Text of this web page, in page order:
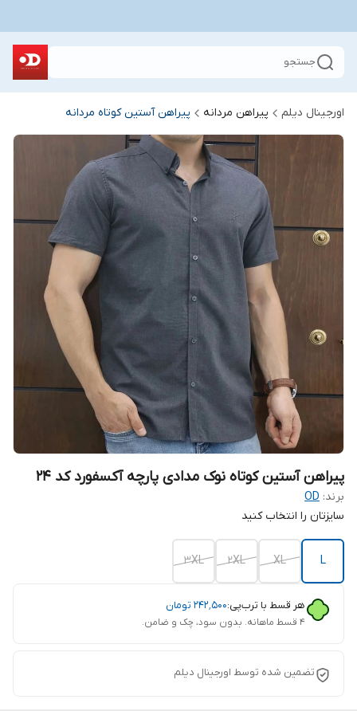
جستجو
اورجینال دیلم پیراهن مردانه پیراهن آستین کوتاه مردانه
پیراهن آستین کوتاه نوک مدادی پارچه آکسفورد کد ۲۴
برند: OD
سایزتان را انتخاب کنید
L
XL
2XL
3XL
هر قسط با ترب‌پی:۲۴۲٬۵۰۰ تومان
۴ قسط ماهانه. بدون سود، چک و ضامن.
تضمین شده توسط اورجینال دیلم